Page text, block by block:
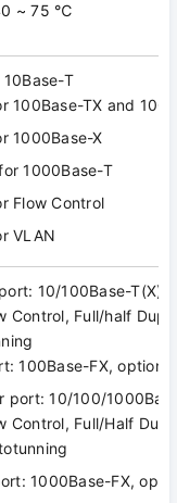
~ 75 ℃
T
100Base-TX and
1000Base-X
1000Base-T
Flow Control
VLAN
10/100Base-T(X),
Control, Full/half
100Base-FX,
port: 10/100/
Control, Full/Half
1000Base-FX,